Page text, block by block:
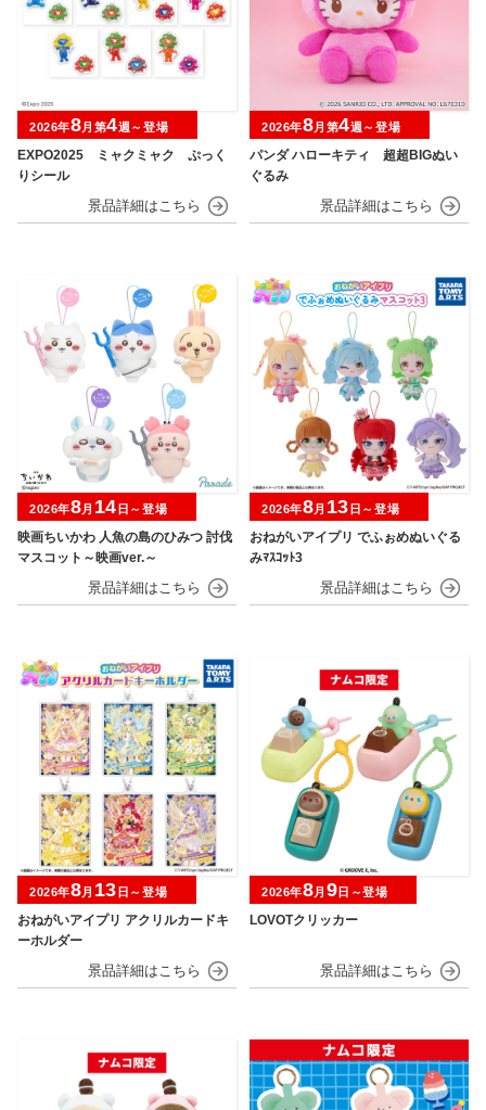
EXPO2025 ミャクミャク ぷっく
りシール
2026年8月第4週～登場
パンダ ハローキティ 超超BIGぬい
ぐるみ
2026年8月第4週～登場
映画ちいかわ 人魚の島のひみつ 討伐
マスコット～映画ver.～
2026年8月 14 日～登場
おねがいアイプリ でふぉめぬいぐる
みﾏｽｺｯﾄ3
2026年8月 13 日～登場
おねがいアイプリ アクリルカードキ
ーホルダー
2026年8月 13 日～登場
LOVOTクリッカー
2026年8月 9日～登場